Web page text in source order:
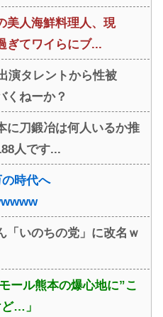
美人海鮮料理人、現
ぎてワイらにブ...
演タレントから性被
くねーか？
に刀鍛冶は何人いるか推
人です...
の時代へ
「いのちの党」に改名ｗ
ール熊本の爆心地に”こ
…」